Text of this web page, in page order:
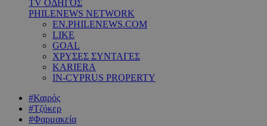
TV ΟΔΗΓΟΣ
PHILENEWS NETWORK
EN.PHILENEWS.COM
LIKE
GOAL
ΧΡΥΣΕΣ ΣΥΝΤΑΓΕΣ
KARIERA
IN-CYPRUS PROPERTY
#Καιρός
#Τζόκερ
#Φαρμακεία